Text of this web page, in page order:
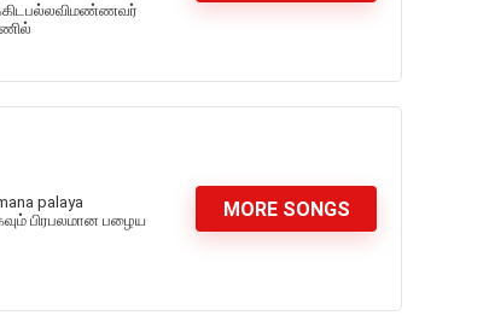
palaya
பிரபலமான பழைய
MORE SONGS